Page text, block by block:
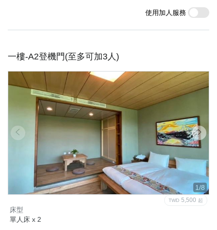
使用加人服務
一樓-A2登機門(至多可加3人)
1/8
TWD 5,500 起
床型
單人床 x 2